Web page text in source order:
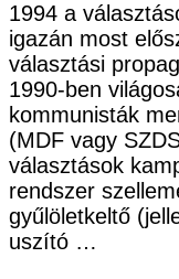
1994 a
igazán most
választási
1990-ben
kommunisták
(MDF vagy
választások
rendszer
gyűlöletkeltő
uszító …